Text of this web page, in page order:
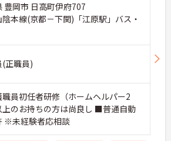
豊岡市 日高町伊府707
陰本線(京都－下関)「江原駅」バス・
(正職員)
員初任者研修（ホームヘルパー2
上のお持ちの方は尚良し ■普通自動
※未経験者応相談